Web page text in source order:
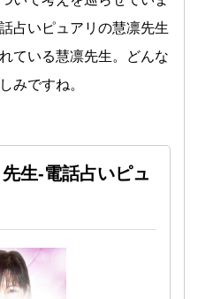
占いピュアリの慧凛先生
ている慧凛先生。どんな
みですね。
生-電話占いピュ